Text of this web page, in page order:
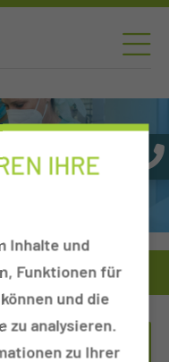
Neurochirurgie Tumore
IHRE
Inhalte und
Funktionen für
und die
zu analysieren.
zu Ihrer